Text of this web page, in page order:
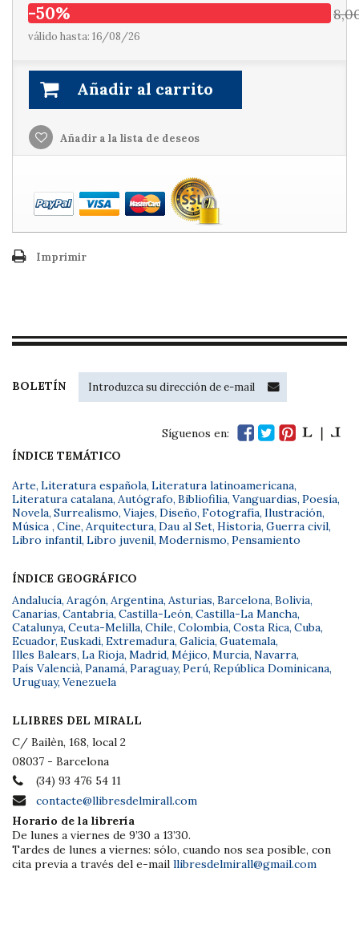
-50%
válido hasta: 16/08/26
Añadir al carrito
Añadir a la lista de deseos
Imprimir
BOLETÍN
Síguenos en:
ÍNDICE TEMÁTICO
Arte, Literatura española, Literatura latinoamericana,
Literatura catalana, Autógrafo, Bibliofilia, Vanguardias, Poesía,
Novela, Surrealismo, Viajes, Diseño, Fotografía, Ilustración,
Música , Cine, Arquitectura, Dau al Set, Historia, Guerra civil,
Libro infantil, Libro juvenil, Modernismo, Pensamiento
ÍNDICE GEOGRÁFICO
Andalucía, Aragón, Argentina, Asturias, Barcelona, Bolivia,
Canarias, Cantabria, Castilla-León, Castilla-La Mancha,
Catalunya, Ceuta-Melilla, Chile, Colombia, Costa Rica, Cuba,
Ecuador, Euskadi, Extremadura, Galicia, Guatemala,
Illes Balears, La Rioja, Madrid, Méjico, Murcia, Navarra,
País Valencià, Panamá, Paraguay, Perú, República Dominicana,
Uruguay, Venezuela
LLIBRES DEL MIRALL
C/ Bailèn, 168, local 2
08037 - Barcelona
(34) 93 476 54 11
contacte@llibresdelmirall.com
Horario de la librería
De lunes a viernes de 9’30 a 13’30.
Tardes de lunes a viernes: sólo, cuando nos sea posible, con
cita previa a través del e-mail llibresdelmirall@gmail.com